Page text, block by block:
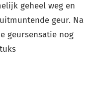
geheel weg en
geur. Na
geursensatie nog